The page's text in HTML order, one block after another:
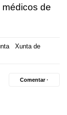
de
Xunta de
Comentar ·